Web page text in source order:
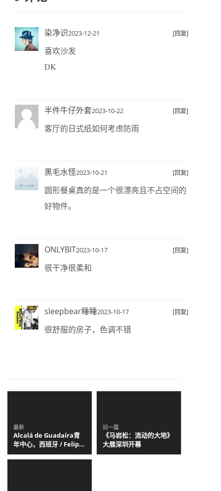
染净识2023-12-21 [回复]
喜欢沙发
DK
半件牛仔外套2023-10-22 [回复]
客厅的日式纸如何考虑防雨
黑毛水怪2023-10-21 [回复]
圆形餐桌真的是一个很漂亮且不占空间的
好物件。
ONLYBIT2023-10-17 [回复]
很干净很柔和
sleepbear睡睡2023-10-17 [回复]
很舒服的房子，色调不错
最新
Alcalá de Guadaíra青
年中心，西班牙 / Felipe
Retuerto + Dunar
Arquitectos
旧一篇
《马岩松：流动的大地》
大展深圳开幕